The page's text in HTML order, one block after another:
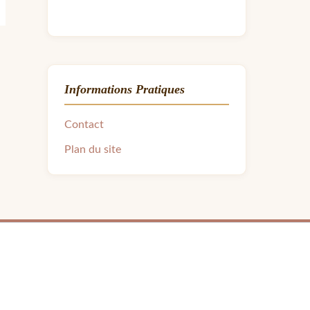
Informations Pratiques
Contact
Plan du site